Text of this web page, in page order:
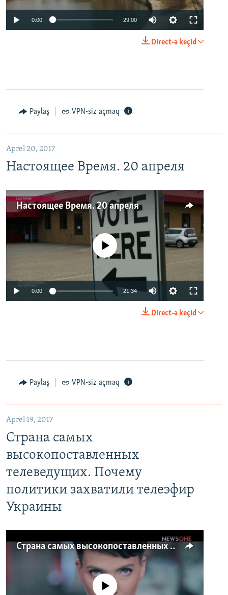
0:00 29:00
Direct-ə keçid
Paylaş VPN-siz açmaq
Aprel 20, 2017
Настоящее Время. 20 апреля
Настоящее Время. 20 апреля
No media source currently available
0:00 21:34
Direct-ə keçid
Paylaş VPN-siz açmaq
Aprel 19, 2017
Страна самых
высокопоставленных
телеведущих. Почему
политики захватили телеэфир
Украины
Страна самых высокопоставленных телеведущих. Почему политики захватили телеэфир Украины
No media source currently available